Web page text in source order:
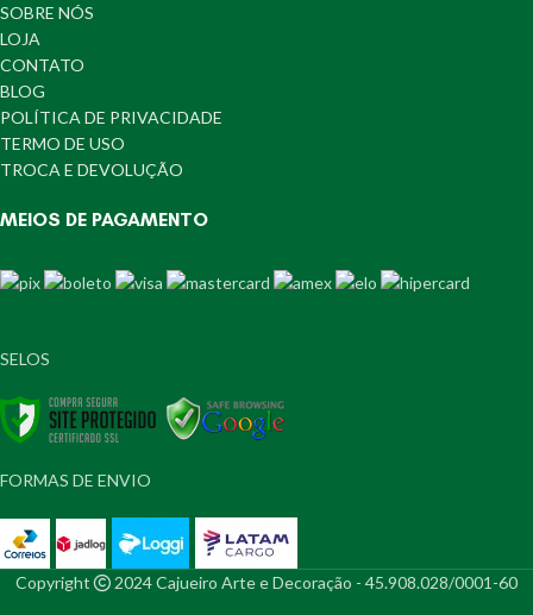
SOBRE NÓS
LOJA
CONTATO
BLOG
POLÍTICA DE PRIVACIDADE
TERMO DE USO
TROCA E DEVOLUÇÃO
MEIOS DE PAGAMENTO
SELOS
FORMAS DE ENVIO
Copyright 2024 Cajueiro Arte e Decoração - 45.908.028/0001-60